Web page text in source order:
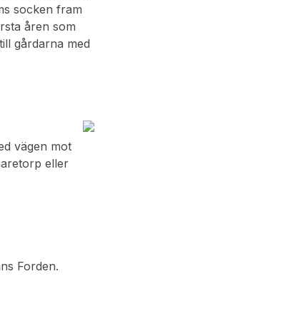
socken fram
åren som
gårdarna med
vägen mot
eller
Forden.